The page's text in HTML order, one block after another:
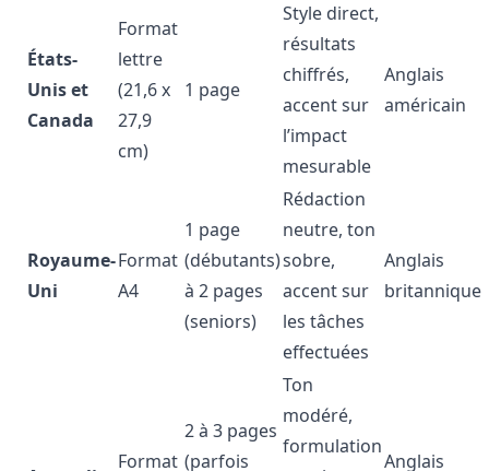
États-
Unis et
Canada
Format
lettre
(21,6 x
27,9
cm)
1 page
Style direct,
résultats
chiffrés,
accent sur
l’impact
mesurable
Anglais
américain
Royaume-
Uni
Format
A4
1 page
(débutants)
à 2 pages
(seniors)
Rédaction
neutre, ton
sobre,
accent sur
les tâches
effectuées
Anglais
britannique
Format
2 à 3 pages
(parfois
Ton
modéré,
formulation
Anglais